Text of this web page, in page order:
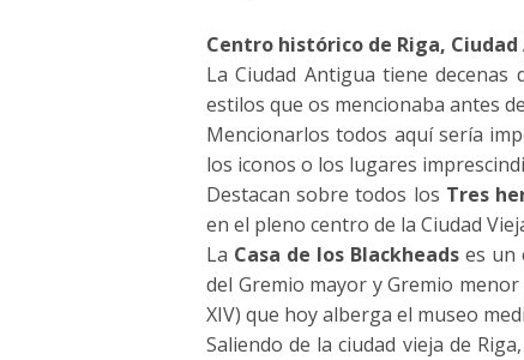
Centro histórico de Riga,
La Ciudad Antigua tiene
estilos que os mencionaba antes
Mencionarlos todos aquí sería
los iconos o los lugares
Destacan sobre todos los Tres
en el pleno centro de la Ciudad
La Casa de los Blackheads es un
del Gremio mayor y Gremio menor
XIV) que hoy alberga el museo
Saliendo de la ciudad vieja de